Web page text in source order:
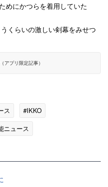
めにかつらを着用していた
くらいの激しい剣幕をみせつ
（アプリ限定記事）
ス
#IKKO
ニュース